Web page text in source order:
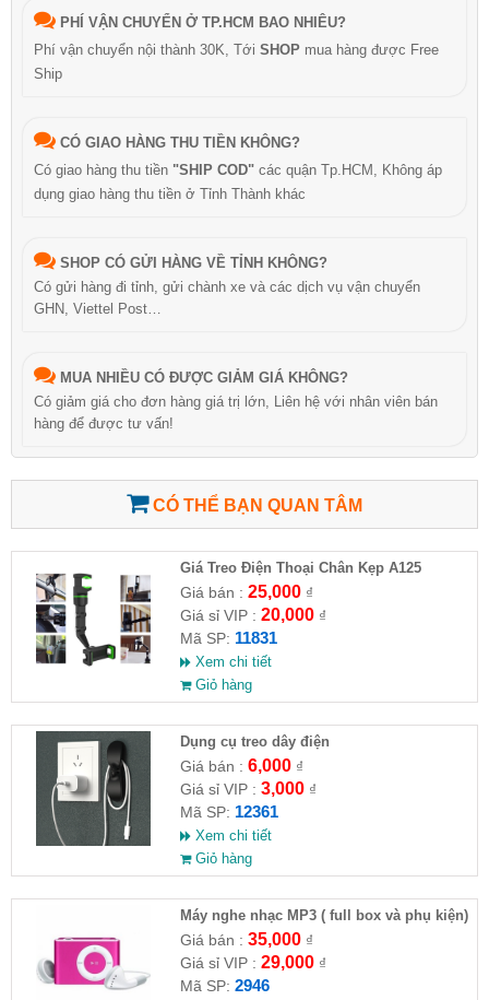
PHÍ VẬN CHUYỂN Ở TP.HCM BAO NHIÊU?
Phí vận chuyển nội thành 30K, Tới SHOP mua hàng được Free
Ship
CÓ GIAO HÀNG THU TIỀN KHÔNG?
Có giao hàng thu tiền "SHIP COD" các quận Tp.HCM, Không áp
dụng giao hàng thu tiền ở Tỉnh Thành khác
SHOP CÓ GỬI HÀNG VỀ TỈNH KHÔNG?
Có gửi hàng đi tỉnh, gửi chành xe và các dịch vụ vận chuyển
GHN, Viettel Post…
MUA NHIỀU CÓ ĐƯỢC GIẢM GIÁ KHÔNG?
Có giảm giá cho đơn hàng giá trị lớn, Liên hệ với nhân viên bán
hàng để được tư vấn!
CÓ THỂ BẠN QUAN TÂM
Giá Treo Điện Thoại Chân Kẹp A125
Giá bán : 25,000₫
Giá sỉ VIP : 20,000₫
Mã SP: 11831
Xem chi tiết
Giỏ hàng
Dụng cụ treo dây điện
Giá bán : 6,000₫
Giá sỉ VIP : 3,000₫
Mã SP: 12361
Xem chi tiết
Giỏ hàng
Máy nghe nhạc MP3 ( full box và phụ kiện)
Giá bán : 35,000₫
Giá sỉ VIP : 29,000₫
Mã SP: 2946